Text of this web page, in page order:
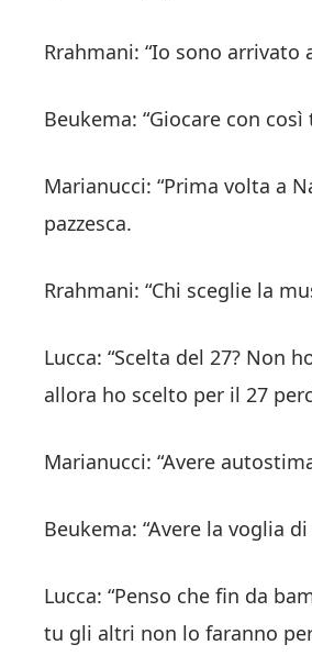
Rrahmani: “Io sono arrivato
Beukema: “Giocare con
Marianucci: “Prima volta a
pazzesca.
Rrahmani: “Chi sceglie la
Lucca: “Scelta del 27? Non
allora ho scelto per il 27
Marianucci: “Avere
Beukema: “Avere la voglia
Lucca: “Penso che fin da
tu gli altri non lo faranno